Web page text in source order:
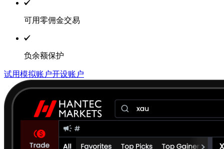
可用零佣金交易
负余额保护
试用模拟账户开设账户